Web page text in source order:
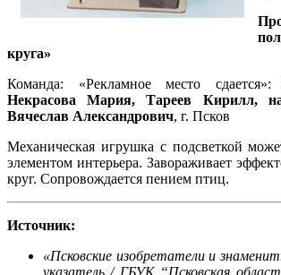
круга»
Команда: «Рекламное место
Некрасова Мария, Тареев Кирилл,
Вячеслав Александрович, г. Псков
Механическая игрушка с подсветкой
элементом интерьера. Завораживает
круг. Сопровождается пением птиц.
Источник:
«Псковские изобретатели и